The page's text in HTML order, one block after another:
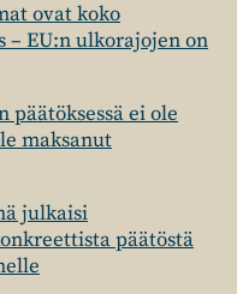
ovat koko
– EU:n ulkorajojen on
päätöksessä ei ole
maksanut
julkaisi
päätöstä